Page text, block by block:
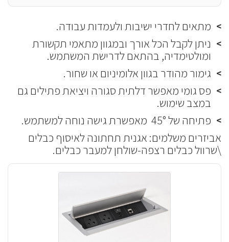
מתאים לחדרי ישיבות ולעמדות עבודה.
ניתן לקבל הכל אורך ובמגוון מתאמי תקשורת
ומולטימדיה, בהתאם לדרישת המשתמש.
גימור מהודר בגוון אלומיניום או שחור.
פס גומי מאפשר דלתית סגורה ויציאת פתילים גם
במצב שימוש.
פתיחה של 45° מאפשרת גישה נוחה למשתמש.
אביזרים משלמים: אגנית תחתונה לאיסוף כבלים
\שרוול כבלים רצפה-שולחן למעבר כבלים.